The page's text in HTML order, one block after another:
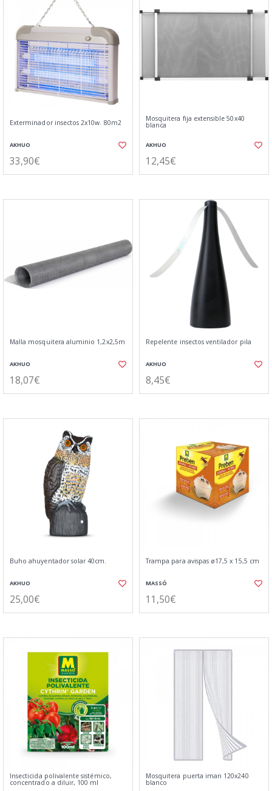
Exterminador insectos 2x10w. 80m2
AKHUO
33,90€
Mosquitera fija extensible 50x40
blanca
AKHUO
12,45€
Malla mosquitera aluminio 1,2x2,5m
AKHUO
18,07€
Repelente insectos ventilador pila
AKHUO
8,45€
Buho ahuyentador solar 40cm.
AKHUO
25,00€
Trampa para avispas ø17,5 x 15,5 cm
MASSÓ
11,50€
Insecticida polivalente sistémico,
concentrado a diluir, 100 ml
Mosquitera puerta iman 120x240
blanco